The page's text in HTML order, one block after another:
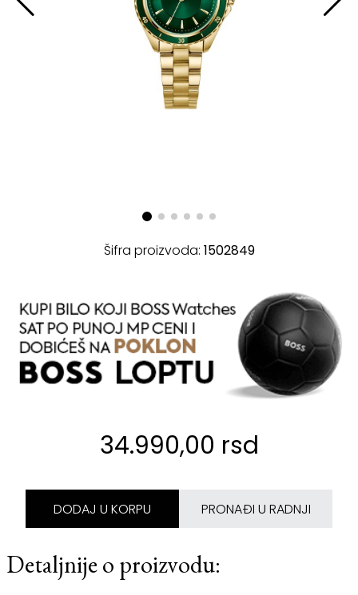
Šifra proizvoda: 1502849
34.990,00 rsd
DODAJ U KORPU PRONAĐI U RADNJI
Detaljnije o proizvodu: